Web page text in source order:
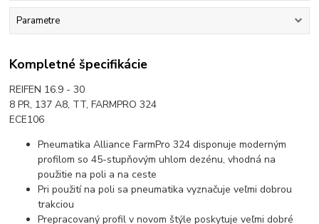
Parametre
Kompletné špecifikácie
REIFEN 16.9 - 30
8 PR, 137 A8, TT, FARMPRO 324
ECE106
Pneumatika Alliance FarmPro 324 disponuje moderným
profilom so 45-stupňovým uhlom dezénu, vhodná na
použitie na poli a na ceste
Pri použití na poli sa pneumatika vyznačuje veľmi dobrou
trakciou
Prepracovaný profil v novom štýle poskytuje veľmi dobré